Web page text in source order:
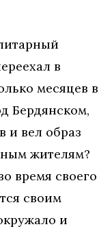
в
месяцев в
Бердянском,
и вел образ
жителям?
время своего
своим
и